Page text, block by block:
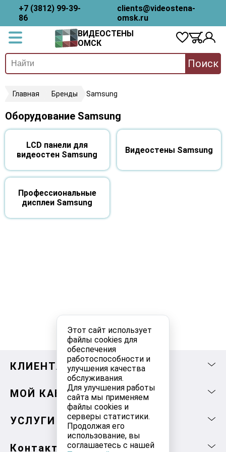
Этот сайт использует
файлы cookies для
обеспечения
работоспособности и
улучшения качества
обслуживания.
Для улучшения работы
сайта мы применяем
файлы cookies и
серверы статистики.
Продолжая его
использование, вы
соглашаетесь с нашей
+7 (3812) 99-39-
86
clients@videostena-
omsk.ru
ВИДЕОСТЕНЫ
ОМСК
Поиск
Главная Бренды Samsung
Оборудование Samsung
LCD панели для
видеостен Samsung
Видеостены Samsung
Профессиональные
дисплеи Samsung
КЛИЕНТАМ
МОЙ КАБИНЕТ
УСЛУГИ
Контакты